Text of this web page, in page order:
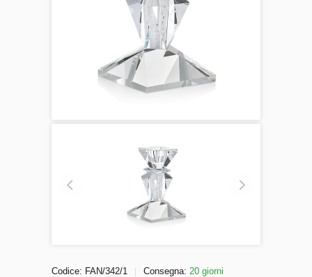
Codice: FAN/342/1 Consegna: 20 giorni